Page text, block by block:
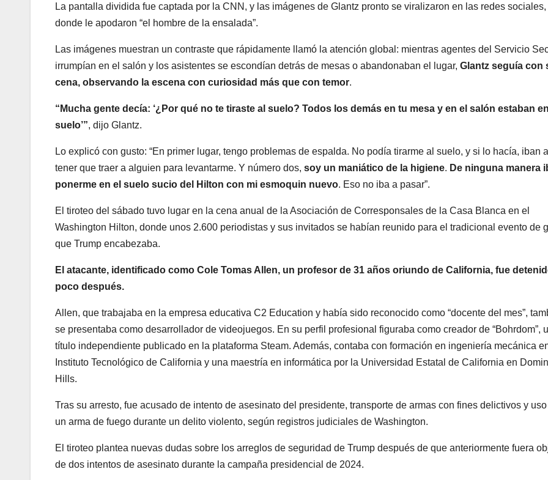
La pantalla dividida fue captada por la CNN, y las imágenes de Glantz pronto se viralizaron en las redes sociales,
donde le apodaron “el hombre de la ensalada”.
Las imágenes muestran un contraste que rápidamente llamó la atención global: mientras agentes del Servicio
irrumpían en el salón y los asistentes se escondían detrás de mesas o abandonaban el lugar, Glantz seguía con
cena, observando la escena con curiosidad más que con temor.
“Mucha gente decía: ‘¿Por qué no te tiraste al suelo? Todos los demás en tu mesa y en el salón estaban
suelo’”, dijo Glantz.
Lo explicó con gusto: “En primer lugar, tengo problemas de espalda. No podía tirarme al suelo, y si lo hacía, iban a
tener que traer a alguien para levantarme. Y número dos, soy un maniático de la higiene. De ninguna manera
ponerme en el suelo sucio del Hilton con mi esmoquin nuevo. Eso no iba a pasar”.
El tiroteo del sábado tuvo lugar en la cena anual de la Asociación de Corresponsales de la Casa Blanca en el
Washington Hilton, donde unos 2.600 periodistas y sus invitados se habían reunido para el tradicional evento de
que Trump encabezaba.
El atacante, identificado como Cole Tomas Allen, un profesor de 31 años oriundo de California, fue
poco después.
Allen, que trabajaba en la empresa educativa C2 Education y había sido reconocido como “docente del mes”,
se presentaba como desarrollador de videojuegos. En su perfil profesional figuraba como creador de “Bohrdom”,
título independiente publicado en la plataforma Steam. Además, contaba con formación en ingeniería mecánica
Instituto Tecnológico de California y una maestría en informática por la Universidad Estatal de California en
Hills.
Tras su arresto, fue acusado de intento de asesinato del presidente, transporte de armas con fines delictivos y
un arma de fuego durante un delito violento, según registros judiciales de Washington.
El tiroteo plantea nuevas dudas sobre los arreglos de seguridad de Trump después de que anteriormente fuera
de dos intentos de asesinato durante la campaña presidencial de 2024.